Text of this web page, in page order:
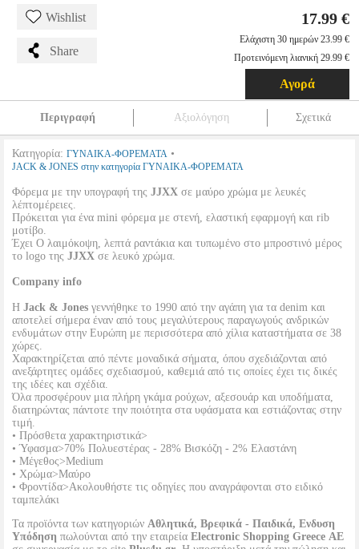
Wishlist
Share
17.99 €
Ελάχιστη 30 ημερών 23.99 €
Προτεινόμενη λιανική 29.99 €
Αγορά
Περιγραφή Αξιολόγηση Σχετικά
Κατηγορία: ΓΥΝΑΙΚΑ-ΦΟΡΕΜΑΤΑ •
JACK & JONES στην κατηγορία ΓΥΝΑΙΚΑ-ΦΟΡΕΜΑΤΑ
Φόρεμα με την υπογραφή της JJXX σε μαύρο χρώμα με λευκές
λέπτομέρειες.
Πρόκειται για ένα mini φόρεμα με στενή, ελαστική εφαρμογή και rib
μοτίβο.
Έχει O λαιμόκοψη, λεπτά ραντάκια και τυπωμένο στο μπροστινό μέρος
το logo της JJXX σε λευκό χρώμα.
Company info
Η Jack & Jones γεννήθηκε το 1990 από την αγάπη για τα denim και
αποτελεί σήμερα έναν από τους μεγαλύτερους παραγωγούς ανδρικών
ενδυμάτων στην Ευρώπη με περισσότερα από χίλια καταστήματα σε 38
χώρες.
Χαρακτηρίζεται από πέντε μοναδικά σήματα, όπου σχεδιάζονται από
ανεξάρτητες ομάδες σχεδιασμού, καθεμιά από τις οποίες έχει τις δικές
της ιδέες και σχέδια.
Όλα προσφέρουν μια πλήρη γκάμα ρούχων, αξεσουάρ και υποδήματα,
διατηρώντας πάντοτε την ποιότητα στα υφάσματα και εστιάζοντας στην
τιμή.
• Πρόσθετα χαρακτηριστικά>
• Ύφασμα>70% Πολυεστέρας - 28% Βισκόζη - 2% Ελαστάνη
• Μέγεθος>Medium
• Χρώμα>Μαύρο
• Φροντίδα>Ακολουθήστε τις οδηγίες που αναγράφονται στο ειδικό
ταμπελάκι
Τα προϊόντα των κατηγοριών Αθλητικά, Βρεφικά - Παιδικά, Ενδυση
Υπόδηση πωλούνται από την εταιρεία Electronic Shopping Greece ΑΕ